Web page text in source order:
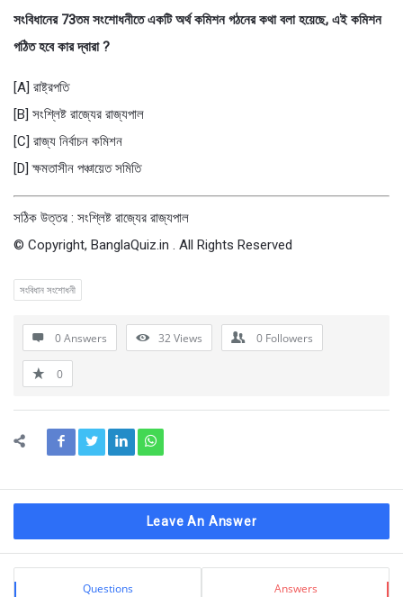
Questions
সংবিধানের 73তম সংশােধনীতে একটি অর্থ কমিশন গঠনের কথা বলা হয়েছে, এই কমিশন
গঠিত হবে কার দ্বারা ?
[A] রাষ্ট্রপতি
[B] সংশ্লিষ্ট রাজ্যের রাজ্যপাল
[C] রাজ্য নির্বাচন কমিশন
[D] ক্ষমতাসীন পঞ্চায়েত সমিতি
সঠিক উত্তর : সংশ্লিষ্ট রাজ্যের রাজ্যপাল
© Copyright, BanglaQuiz.in . All Rights Reserved
সংবিধান সংশোধনী
0 Answers 32Views 0 Followers
0
Leave An Answer
Sidebar
Stats Questions Answers